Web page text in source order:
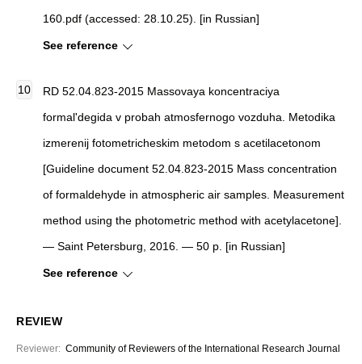
160.pdf (accessed: 28.10.25). [in Russian]
See reference
RD 52.04.823-2015 Massovaya koncentraciya
formal'degida v probah atmosfernogo vozduha. Metodika
izmerenij fotometricheskim metodom s acetilacetonom
[Guideline document 52.04.823-2015 Mass concentration
of formaldehyde in atmospheric air samples. Measurement
method using the photometric method with acetylacetone].
— Saint Petersburg, 2016. — 50 p. [in Russian]
See reference
REVIEW
Reviewer: Community of Reviewers of the International Research Journal